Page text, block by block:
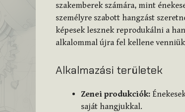
szakemberek számára, mint
személyre szabott hangzást
képesek lesznek reprodukálni a
alkalommal újra fel kellene
Alkalmazási területek
Zenei produkciók:
saját hangjukkal.